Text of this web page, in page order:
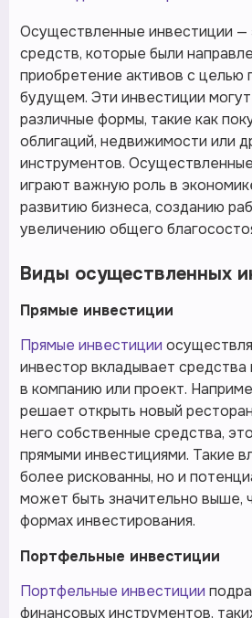
Осуществленные инвестиции —
средств, которые были
приобретение активов с целью
будущем. Эти инвестиции
различные формы, такие как
облигаций, недвижимости или
инструментов.
играют важную роль в
развитию бизнеса, созданию
увеличению общего
Виды осуществленных
Прямые инвестиции
Прямые инвестиции
инвестор вкладывает
в компанию или проект.
решает открыть новый
него собственные средства,
прямыми инвестициями. Такие
более рискованны, но и
может быть значительно выше,
формах инвестирования.
Портфельные инвестиции
Портфельные инвестиции
финансовых инструментов,